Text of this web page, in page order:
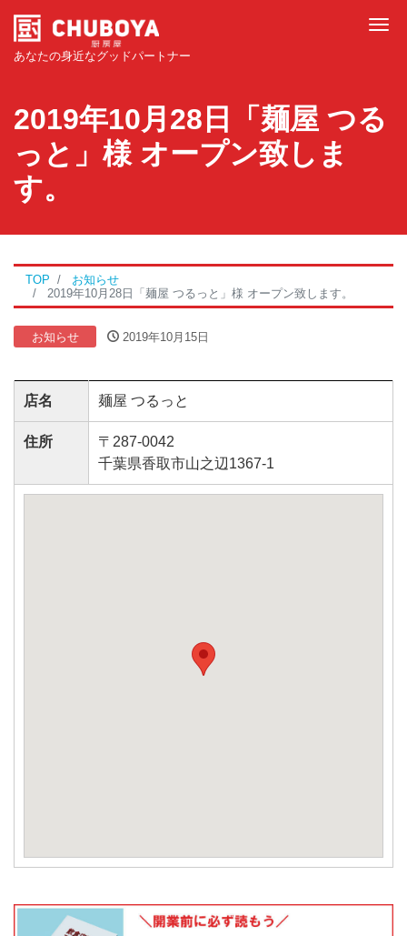
あなたの身近なグッドパートナー
2019年10月28日「麺屋 つる
っと」様 オープン致しま
す。
TOP
お知らせ
2019年10月28日「麺屋 つるっと」様 オープン致します。
お知らせ 2019年10月15日
店名 麺屋 つるっと
住所
〒287-0042
千葉県香取市山之辺1367-1